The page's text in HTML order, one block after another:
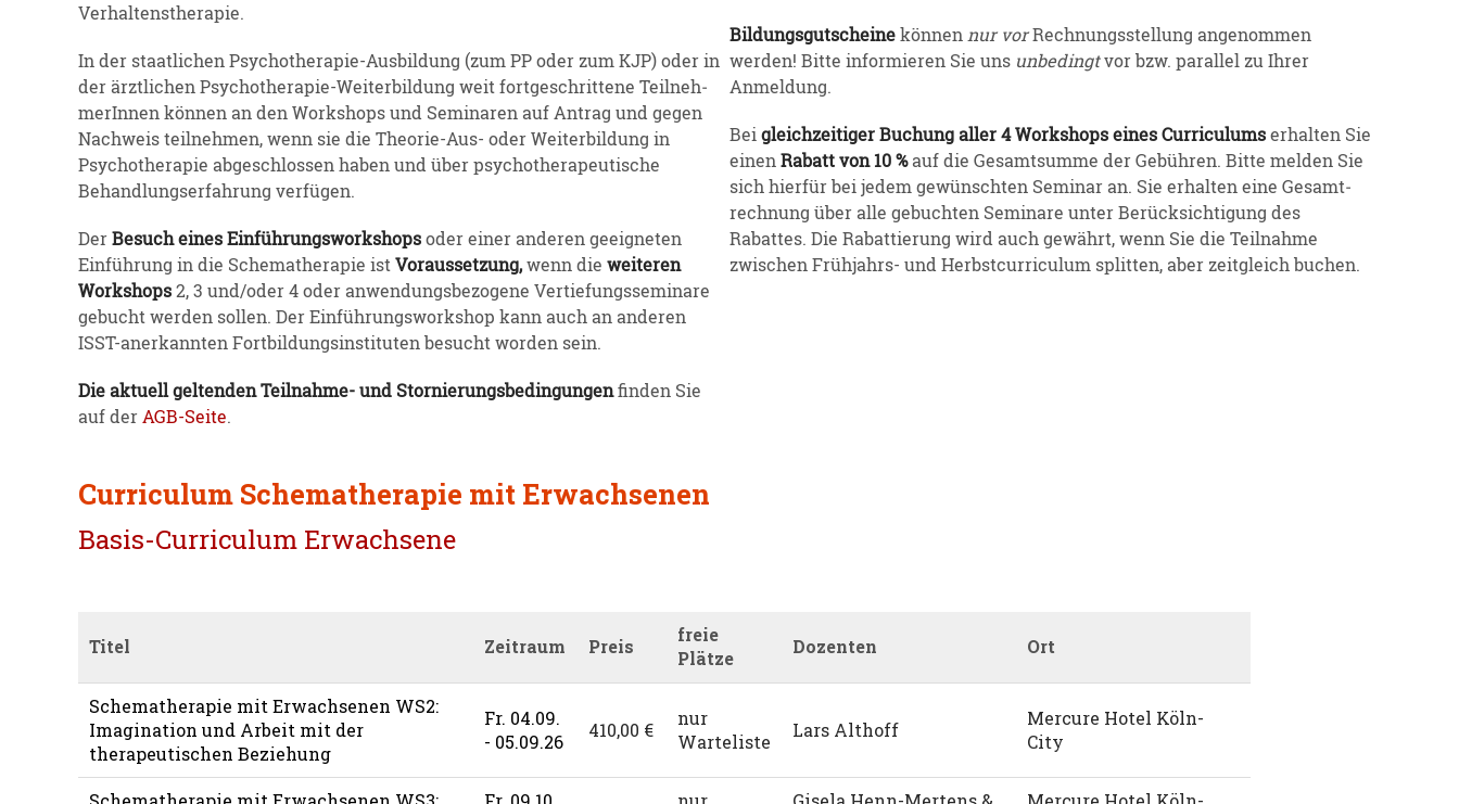
Verhal­tens­the­rapie.
In der staat­lichen Psycho­the­rapie-Ausbildung (zum PP oder zum KJP) oder in
der ärztlichen Psycho­the­rapie-Weiter­bildung weit fortge­schrittene Teilneh­
me­rInnen können an den Workshops und Seminaren auf Antrag und gegen
Nachweis teilnehmen, wenn sie die Theorie-Aus- oder Weiter­bildung in
Psycho­the­rapie abgeschlossen haben und über psycho­the­ra­peu­tische
Behand­lungs­er­fahrung verfügen.
DerBesuch eines Einfüh­rungs­work­shopsoder einer anderen geeig­neten
Einführung in die Schema­the­rapie istVoraus­setzung,wenn die weiteren
Workshops2, 3 und/oder 4 oder anwen­dungs­be­zogene Vertie­fungs­se­minare
gebucht werden sollen. Der Einfüh­rungs­workshop kann auch an anderen
ISST-anerkannten Fortbil­dungs­in­sti­tuten besucht worden sein.
Die aktuell geltenden Teilnahme- und Stornie­rungs­be­din­gungenfinden Sie
auf derAGB-Seite.
Bildungs­gut­scheinekönnennur vorRechnungs­stellung angenommen
werden! Bitte infor­mieren Sie uns unbedingtvor bzw. parallel zu Ihrer
Anmeldung.
Beigleich­zei­tiger Buchung aller 4 Workshops eines Curri­culumserhalten Sie
einenRabatt von 10 %auf die Gesamt­summe der Gebühren. Bitte melden Sie
sich hierfür bei jedem gewünschten Seminar an. Sie erhalten eine Gesamt­
rechnung über alle gebuchten Seminare unter Berück­sich­tigung des
Rabattes. Die Rabat­tierung wird auch gewährt, wenn Sie die Teilnahme
zwischen Frühjahrs- und Herbst­cur­ri­culum splitten, aber zeitgleich buchen.